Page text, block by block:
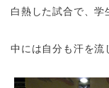
白熱した試合で、学
中には自分も汗を流